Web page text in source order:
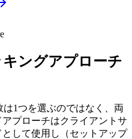
ングアプローチ
は1つを選ぶのではなく、両
プローチはクライアントサ
して使用し（セットアップ